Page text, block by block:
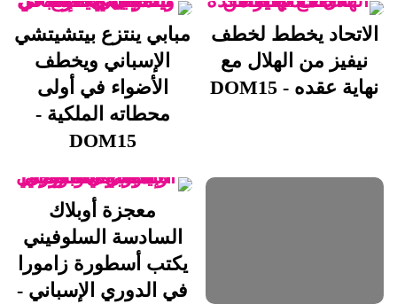
الاتحاد يخطط لخطف
نيفيز من الهلال مع
نهاية عقده - DOM15
مبابي ينتزع بيتشيتشي
الإسباني ويخطف
الأضواء في أولى
محطاته الملكية -
DOM15
معجزة أوبلاك
السادسة السلوفيني
يكتب أسطورة زامورا
في الدوري الإسباني -